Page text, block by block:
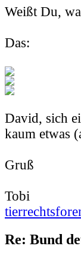
Weißt Du,
Das:
David, sich
kaum etwas
Gruß
Tobi
Re: Bund